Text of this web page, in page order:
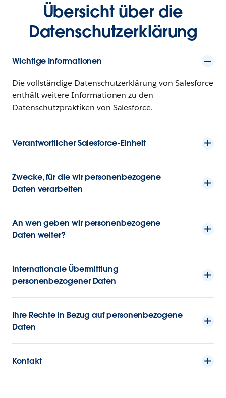
Übersicht über die
Datenschutzerklärung
Wichtige Informationen
Die vollständige Datenschutzerklärung von Salesforce
enthält weitere Informationen zu den
Datenschutzpraktiken von Salesforce.
Verantwortlicher Salesforce-Einheit
Zwecke, für die wir personenbezogene
Daten verarbeiten
An wen geben wir personenbezogene
Daten weiter?
Internationale Übermittlung
personenbezogener Daten
Ihre Rechte in Bezug auf personenbezogene
Daten
Kontakt